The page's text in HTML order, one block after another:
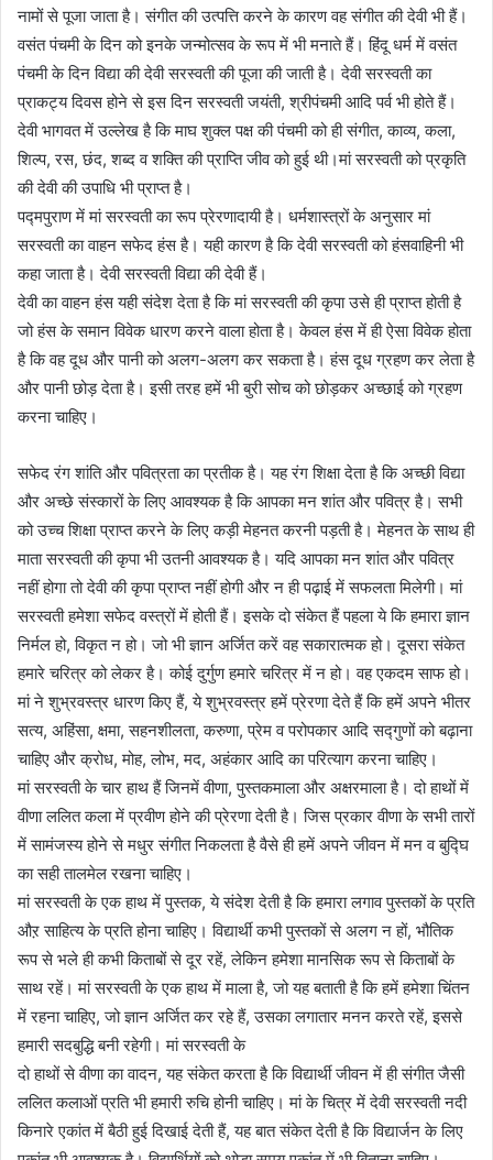
नामों से पूजा जाता है। संगीत की उत्पत्ति करने के कारण वह संगीत की देवी भी हैं।
वसंत पंचमी के दिन को इनके जन्मोत्सव के रूप में भी मनाते हैं। हिंदू धर्म में वसंत
पंचमी के दिन विद्या की देवी सरस्वती की पूजा की जाती है। देवी सरस्वती का
प्राकट्य दिवस होने से इस दिन सरस्वती जयंती, श्रीपंचमी आदि पर्व भी होते हैं।
देवी भागवत में उल्लेख है कि माघ शुक्ल पक्ष की पंचमी को ही संगीत, काव्य, कला,
शिल्प, रस, छंद, शब्द व शक्ति की प्राप्ति जीव को हुई थी।मां सरस्वती को प्रकृति
की देवी की उपाधि भी प्राप्त है।
पद्मपुराण में मां सरस्वती का रूप प्रेरणादायी है। धर्मशास्त्रों के अनुसार मां
सरस्वती का वाहन सफेद हंस है। यही कारण है कि देवी सरस्वती को हंसवाहिनी भी
कहा जाता है। देवी सरस्वती विद्या की देवी हैं।
देवी का वाहन हंस यही संदेश देता है कि मां सरस्वती की कृपा उसे ही प्राप्त होती है
जो हंस के समान विवेक धारण करने वाला होता है। केवल हंस में ही ऐसा विवेक होता
है कि वह दूध और पानी को अलग-अलग कर सकता है। हंस दूध ग्रहण कर लेता है
और पानी छोड़ देता है। इसी तरह हमें भी बुरी सोच को छोड़कर अच्छाई को ग्रहण
करना चाहिए।
सफेद रंग शांति और पवित्रता का प्रतीक है। यह रंग शिक्षा देता है कि अच्छी विद्या
और अच्छे संस्कारों के लिए आवश्यक है कि आपका मन शांत और पवित्र है। सभी
को उच्च शिक्षा प्राप्त करने के लिए कड़ी मेहनत करनी पड़ती है। मेहनत के साथ ही
माता सरस्वती की कृपा भी उतनी आवश्यक है। यदि आपका मन शांत और पवित्र
नहीं होगा तो देवी की कृपा प्राप्त नहीं होगी और न ही पढ़ाई में सफलता मिलेगी। मां
सरस्वती हमेशा सफेद वस्त्रों में होती हैं। इसके दो संकेत हैं पहला ये कि हमारा ज्ञान
निर्मल हो, विकृत न हो। जो भी ज्ञान अर्जित करें वह सकारात्मक हो। दूसरा संकेत
हमारे चरित्र को लेकर है। कोई दुर्गुण हमारे चरित्र में न हो। वह एकदम साफ हो।
मां ने शुभ्रवस्त्र धारण किए हैं, ये शुभ्रवस्त्र हमें प्रेरणा देते हैं कि हमें अपने भीतर
सत्य, अहिंसा, क्षमा, सहनशीलता, करुणा, प्रेम व परोपकार आदि सद्गुणों को बढ़ाना
चाहिए और क्रोध, मोह, लोभ, मद, अहंकार आदि का परित्याग करना चाहिए।
मां सरस्वती के चार हाथ हैं जिनमें वीणा, पुस्तकमाला और अक्षरमाला है। दो हाथों में
वीणा ललित कला में प्रवीण होने की प्रेरणा देती है। जिस प्रकार वीणा के सभी तारों
में सामंजस्य होने से मधुर संगीत निकलता है वैसे ही हमें अपने जीवन में मन व बुद्घि
का सही तालमेल रखना चाहिए।
मां सरस्वती के एक हाथ में पुस्तक, ये संदेश देती है कि हमारा लगाव पुस्तकों के प्रति
औऱ साहित्य के प्रति होना चाहिए। विद्यार्थी कभी पुस्तकों से अलग न हों, भौतिक
रूप से भले ही कभी किताबों से दूर रहें, लेकिन हमेशा मानसिक रूप से किताबों के
साथ रहें। मां सरस्वती के एक हाथ में माला है, जो यह बताती है कि हमें हमेशा चिंतन
में रहना चाहिए, जो ज्ञान अर्जित कर रहे हैं, उसका लगातार मनन करते रहें, इससे
हमारी सदबुद्धि बनी रहेगी। मां सरस्वती के
दो हाथों से वीणा का वादन, यह संकेत करता है कि विद्यार्थी जीवन में ही संगीत जैसी
ललित कलाओं प्रति भी हमारी रुचि होनी चाहिए। मां के चित्र में देवी सरस्वती नदी
किनारे एकांत में बैठी हुई दिखाई देती हैं, यह बात संकेत देती है कि विद्यार्जन के लिए